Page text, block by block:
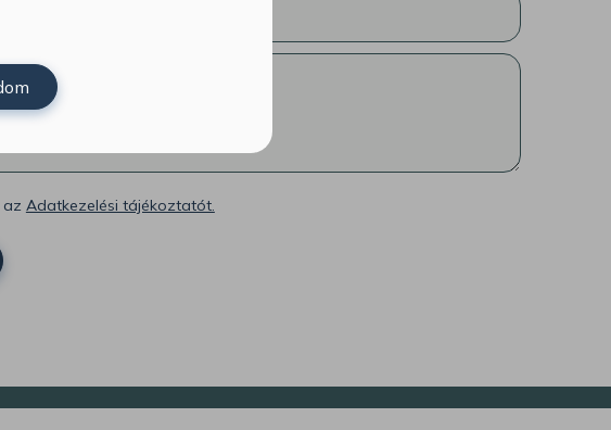
az Adatkezelési tájékoztatót.